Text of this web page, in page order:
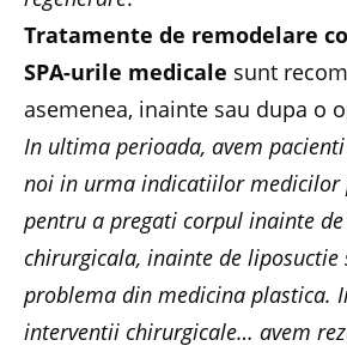
Tratamente de remodelare
SPA-urile medicale sunt
asemenea, inainte sau dupa o
In ultima perioada, avem
noi in urma indicatiilor medicilor
pentru a pregati corpul inainte
chirurgicala, inainte de liposuctie
problema din medicina plastica.
interventii chirurgicale… avem